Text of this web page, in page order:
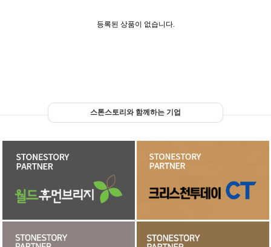
등록된 상품이 없습니다.
스톤스토리와 함께하는 기업